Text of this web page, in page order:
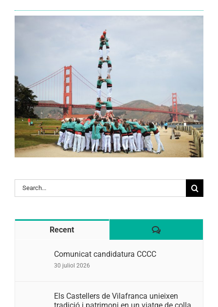
Search
for:
Recent Comentaris
Comunicat candidatura CCCC
30 juliol 2026
Els Castellers de Vilafranca unieixen